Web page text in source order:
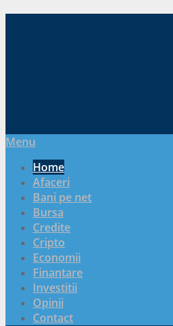
Menu
Home
Afaceri
Bani pe net
Bursa
Credite
Cripto
Economii
Finantare
Investitii
Opinii
Contact